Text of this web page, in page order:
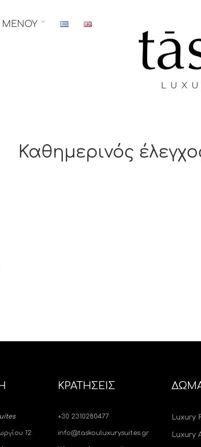
ΜΕΝΟΥ
Καθημερινός
12
ΚΡΑΤΗΣΕΙΣ
+30 2310280477
info@taskouluxurysuites.gr
Luxury
Luxury